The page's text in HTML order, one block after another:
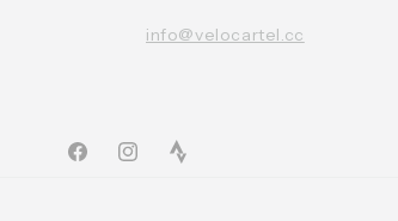
info@velocartel.cc
FacebookInstagramTikTok